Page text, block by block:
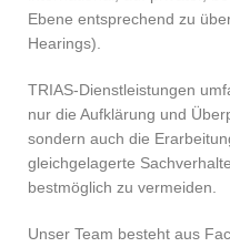
Ebene entsprechend zu
Hearings).
TRIAS-Dienstleistungen
nur die Aufklärung und
sondern auch die
gleichgelagerte
bestmöglich zu vermeiden.
Unser Team besteht aus